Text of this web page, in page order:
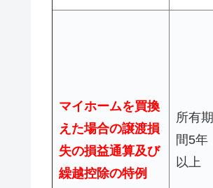
マイホームを買換
えた場合の譲渡損
失の損益通算及び
繰越控除の特例
所有期
間5年
以上